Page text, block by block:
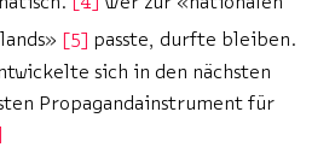
5
passte, durfte bleiben.
sich in den nächsten
Propagandainstrument für